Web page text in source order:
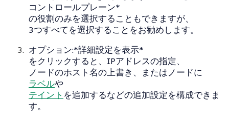
コントロールプレーン*
の役割のみを選択することもできますが、
3つすべてを選択することをお勧めします。
オプション:*詳細設定を表示*
をクリックすると、IPアドレスの指定、
ノードのホスト名の上書き、またはノードに
ラベルや
テイント を追加するなどの追加設定を構成できま
す。